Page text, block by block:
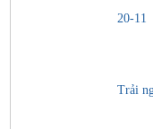
20-11
Trải